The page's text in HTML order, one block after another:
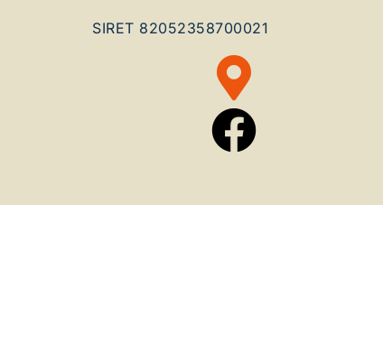
SIRET 82052358700021